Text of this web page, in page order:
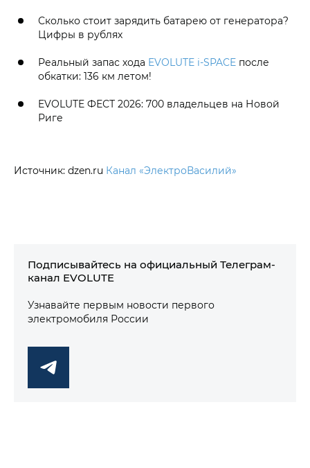
Сколько стоит зарядить батарею от генератора?
Цифры в рублях
Реальный запас хода EVOLUTE i‑SPACE после
обкатки: 136 км летом!
EVOLUTE ФЕСТ 2026: 700 владельцев на Новой
Риге
Источник: dzen.ru Канал «ЭлектроВасилий»
Подписывайтесь на официальный Телеграм-
канал EVOLUTE
Узнавайте первым новости первого
электромобиля России